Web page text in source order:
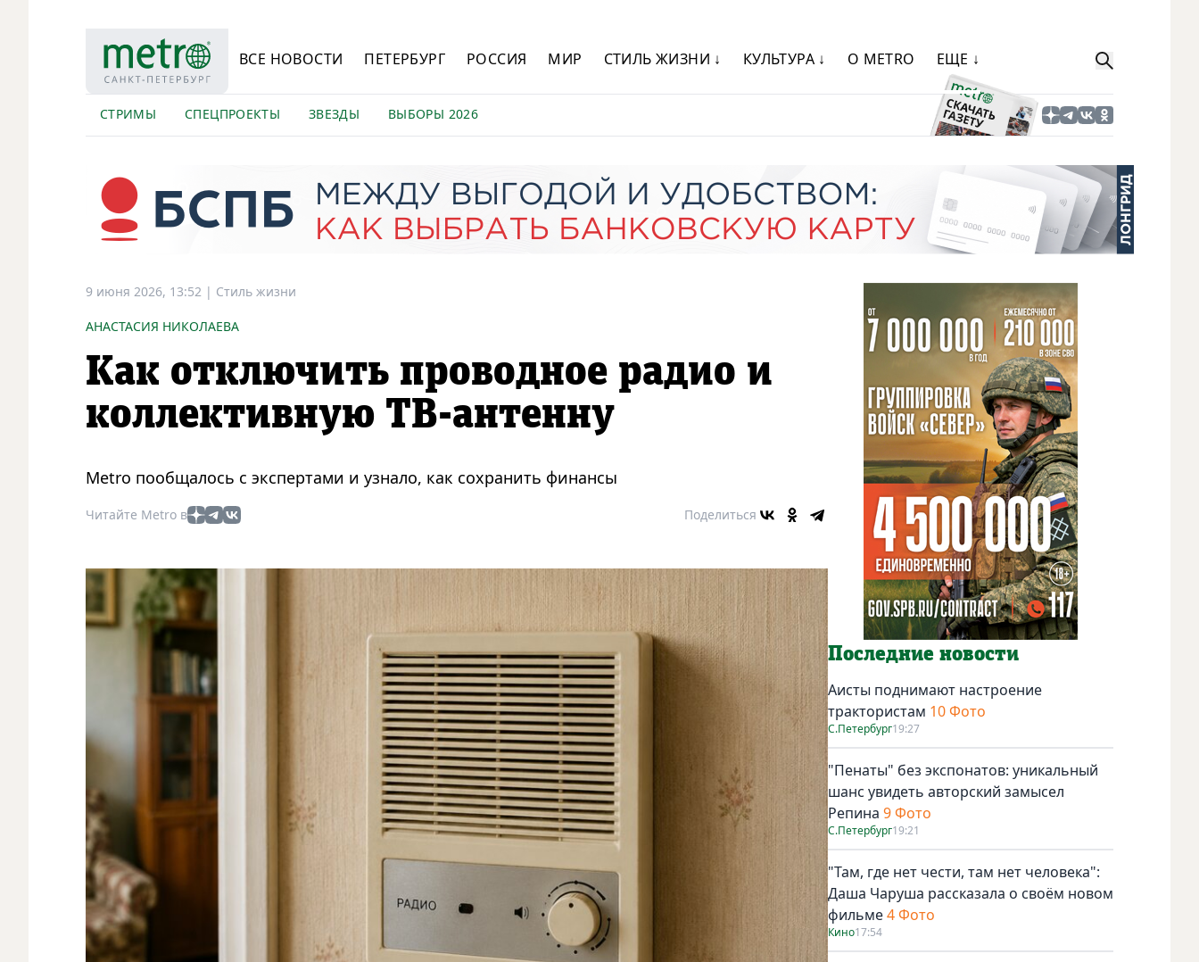
ВСЕ НОВОСТИ ПЕТЕРБУРГ РОССИЯ МИР СТИЛЬ ЖИЗНИ ↓ КУЛЬТУРА ↓ О METRO ЕЩЕ ↓
СТРИМЫ СПЕЦПРОЕКТЫ ЗВЕЗДЫ ВЫБОРЫ 2026
9 июня 2026, 13:52 | Стиль жизни
АНАСТАСИЯ НИКОЛАЕВА
Как отключить проводное радио и
коллективную ТВ-антенну
Metro пообщалось с экспертами и узнало, как сохранить финансы
Читайте Metro в Поделиться
Последние новости
Аисты поднимают настроение
трактористам 10 Фото
С.Петербург19:27
"Пенаты" без экспонатов: уникальный
шанс увидеть авторский замысел
Репина 9 Фото
С.Петербург19:21
"Там, где нет чести, там нет человека":
Даша Чаруша рассказала о своём новом
фильме4 Фото
Кино17:54